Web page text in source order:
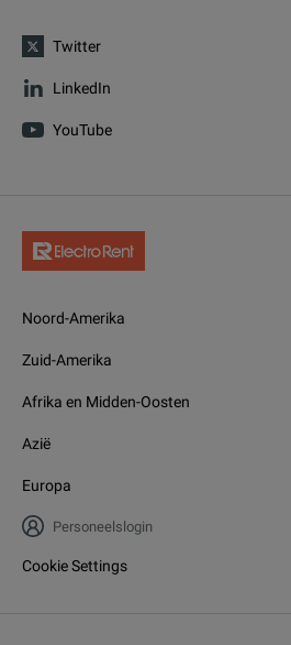
Twitter
LinkedIn
YouTube
Noord-Amerika
Zuid-Amerika
Afrika en Midden-Oosten
Azië
Europa
Personeelslogin
Cookie Settings